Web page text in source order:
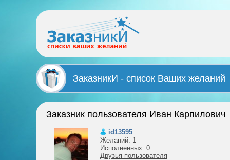
ЗаказникИ - список Ваших желаний
Заказник пользователя Иван Карпилович
id13595
Желаний: 1
Исполненных: 0
Друзья пользователя